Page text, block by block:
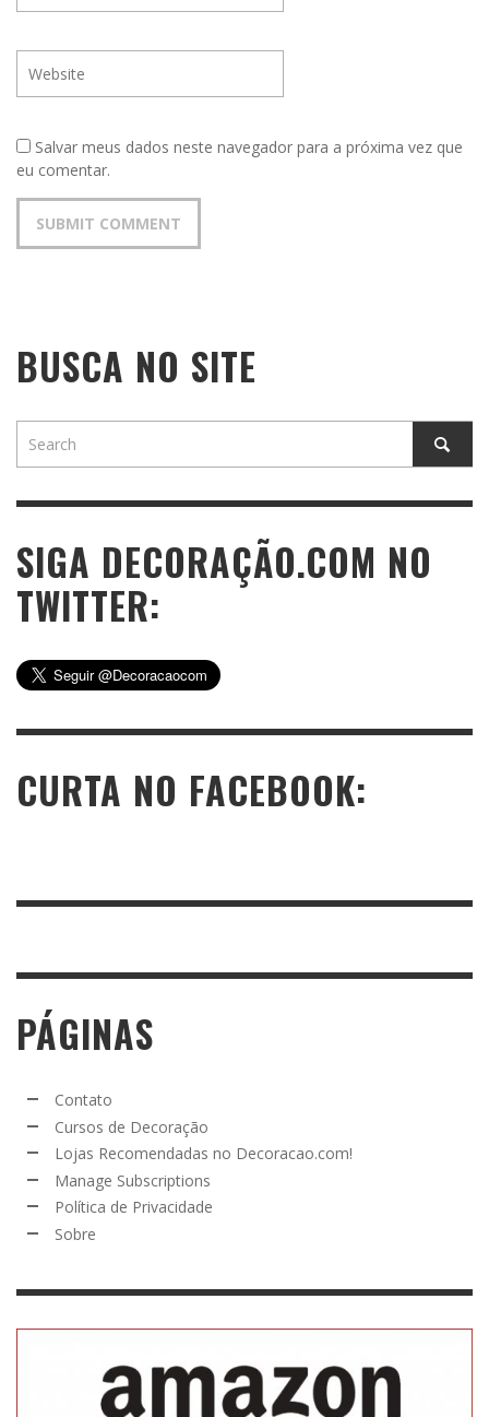
Salvar meus dados neste navegador para a próxima vez que
eu comentar.
BUSCA NO SITE
SIGA DECORAÇÃO.COM NO
TWITTER:
CURTA NO FACEBOOK:
PÁGINAS
Contato
Cursos de Decoração
Lojas Recomendadas no Decoracao.com!
Manage Subscriptions
Política de Privacidade
Sobre